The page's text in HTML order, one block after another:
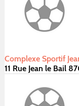
Complexe Sportif
11 Rue Jean le Bail